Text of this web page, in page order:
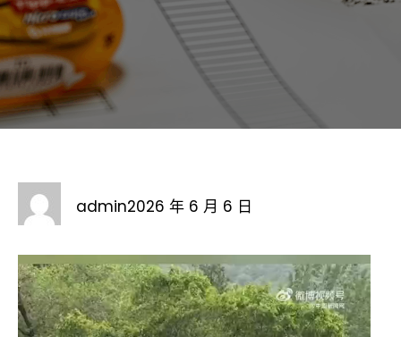
admin2026 年 6 月 6 日